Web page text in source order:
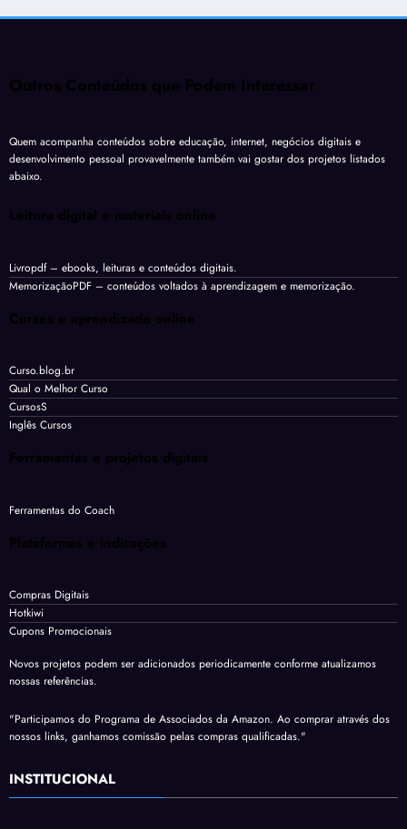
Outros Conteúdos que Podem Interessar
Quem acompanha conteúdos sobre educação, internet, negócios digitais e
desenvolvimento pessoal provavelmente também vai gostar dos projetos listados
abaixo.
Leitura digital e materiais online
Livropdf– ebooks, leituras e conteúdos digitais.
MemorizaçãoPDF – conteúdos voltados à aprendizagem e memorização.
Cursos e aprendizado online
Curso.blog.br
Qual o Melhor Curso
CursosS
Inglês Cursos
Ferramentas e projetos digitais
Ferramentas do Coach
Plataformas e indicações
Compras Digitais
Hotkiwi
Cupons Promocionais
Novos projetos podem ser adicionados periodicamente conforme atualizamos
nossas referências.
"Participamos do Programa de Associados da Amazon. Ao comprar através dos
nossos links, ganhamos comissão pelas compras qualificadas."
INSTITUCIONAL